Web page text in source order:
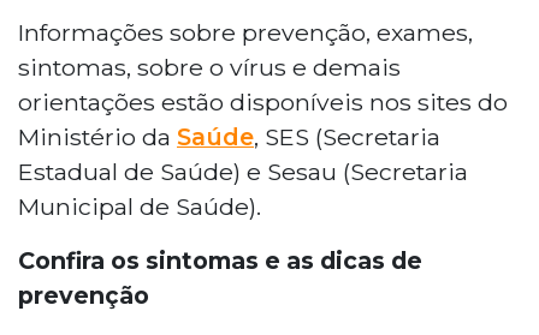
Informações sobre prevenção, exames,
sintomas, sobre o vírus e demais
orientações estão disponíveis nos sites do
Ministério da Saúde, SES (Secretaria
Estadual de Saúde) e Sesau (Secretaria
Municipal de Saúde).
Confira os sintomas e as dicas de
prevenção